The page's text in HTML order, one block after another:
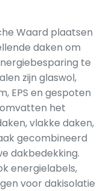
Waard plaatsen
daken om
te
zijn glaswol,
EPS en gespoten
het
vlakke daken,
gecombineerd
dakbedekking.
energielabels,
voor dakisolatie